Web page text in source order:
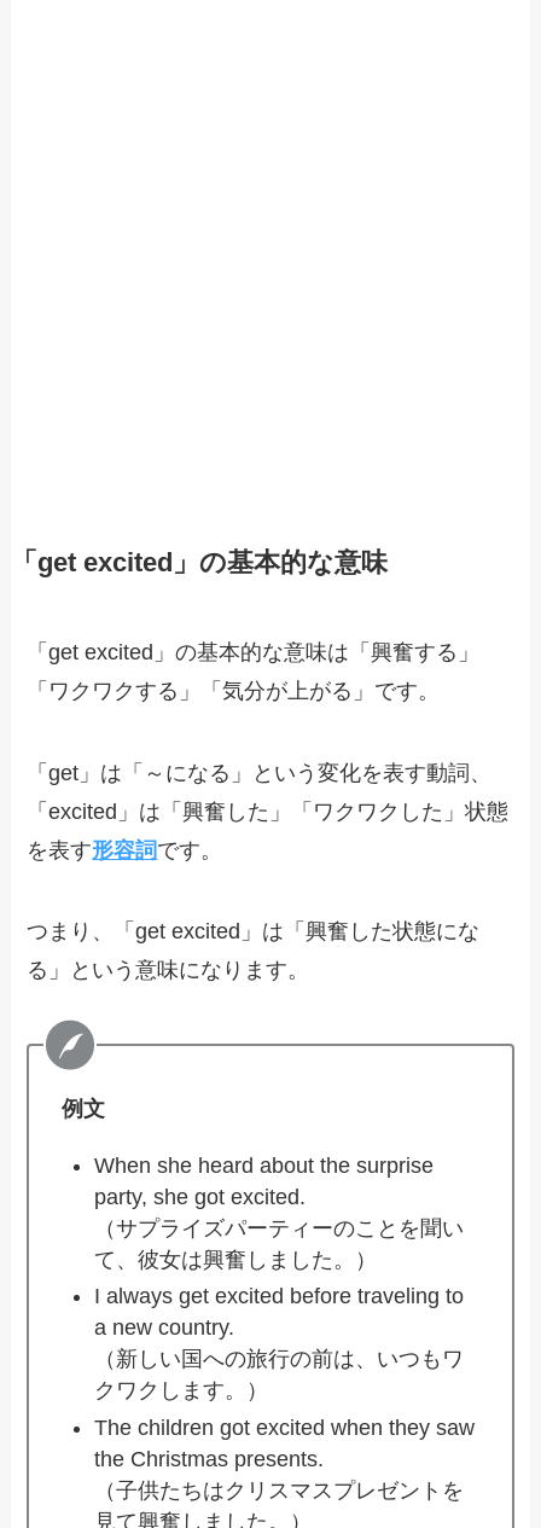
「get excited」の基本的な意味
「get excited」の基本的な意味は「興奮する」
「ワクワクする」「気分が上がる」です。
「get」は「～になる」という変化を表す動詞、
「excited」は「興奮した」「ワクワクした」状態
を表す形容詞です。
つまり、「get excited」は「興奮した状態にな
る」という意味になります。
例文
When she heard about the surprise
party, she got excited.
（サプライズパーティーのことを聞い
て、彼女は興奮しました。）
I always get excited before traveling to
a new country.
（新しい国への旅行の前は、いつもワ
クワクします。）
The children got excited when they saw
the Christmas presents.
（子供たちはクリスマスプレゼントを
見て興奮しました。）